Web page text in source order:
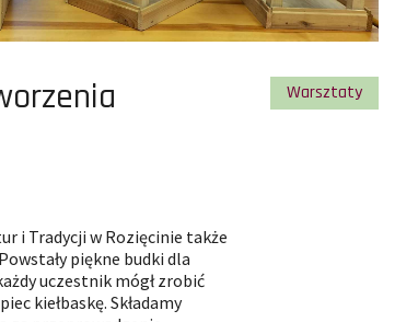
Pokaż wszystkie
Warsztaty
i Tradycji w Rozięcinie także
piękne budki dla
uczestnik mógł zrobić
kiełbaskę. Składamy